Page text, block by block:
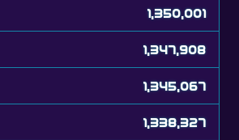
1,347,908
1,345,067
1,338,327
1,336,628